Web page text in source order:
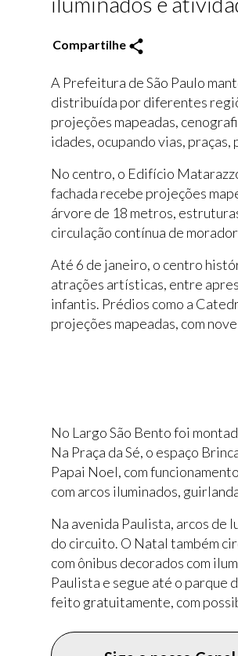
Compartilhe
A Prefeitura de São Paulo
distribuída por diferentes
projeções mapeadas,
idades, ocupando vias,
No centro, o Edifício
fachada recebe projeções
árvore de 18 metros,
circulação contínua de
Até 6 de janeiro, o centro
atrações artísticas, entre
infantis. Prédios como a
projeções mapeadas, com
No Largo São Bento foi
Na Praça da Sé, o espaço
Papai Noel, com
com arcos iluminados,
Na avenida Paulista, arcos de
do circuito. O Natal também
com ônibus decorados com
Paulista e segue até o parque
feito gratuitamente, com